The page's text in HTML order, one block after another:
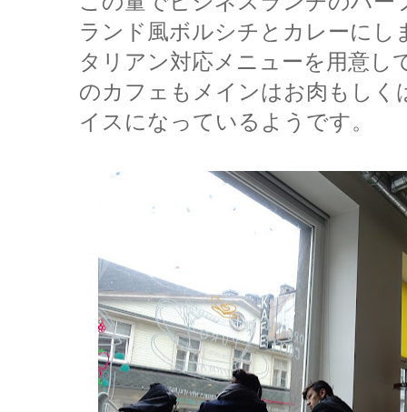
ランド風ボルシチとカレーに
タリアン対応メニューを用意し
のカフェもメインはお肉もし
イスになっているようです。